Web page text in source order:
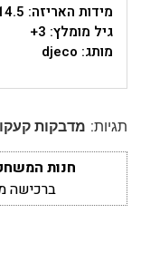
מידות האריזה: 23X14.5 ס"מ
גיל מומלץ: 3+
מותג: djeco
תגיות: מדבקות
חנות
ברכישה מעל 250₪ שליח